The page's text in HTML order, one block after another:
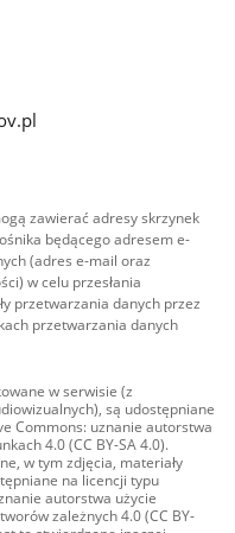
zawierać adresy skrzynek
będącego adresem e-
(adres e-mail oraz
w celu przesłania
przetwarzania danych przez
przetwarzania danych
w serwisie (z
są udostępniane
Commons: uznanie autorstwa
4.0 (CC BY-SA 4.0).
w tym zdjęcia, materiały
na licencji typu
autorstwa użycie
zależnych 4.0 (CC BY-